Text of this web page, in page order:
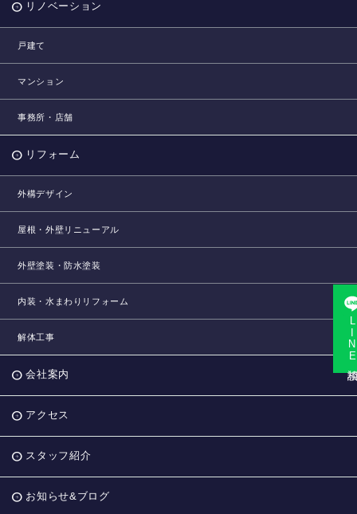
リノベーション
戸建て
マンション
事務所・店舗
リフォーム
外構デザイン
屋根・外壁リニューアル
外壁塗装・防水塗装
内装・水まわりリフォーム
解体工事
会社案内
アクセス
スタッフ紹介
お知らせ&ブログ